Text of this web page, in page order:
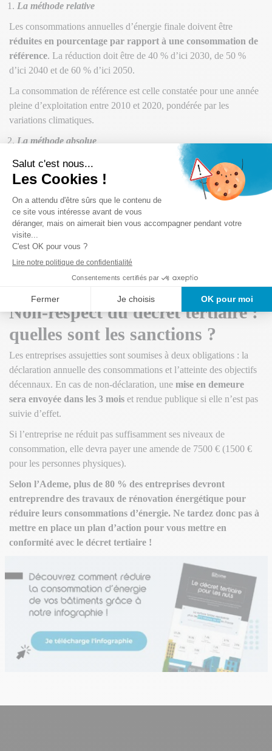
La méthode relative
Les consommations annuelles d’énergie finale doivent être
réduites en pourcentage par rapport à une consommation de
référence. La réduction doit être de 40 % d’ici 2030, de 50 %
d’ici 2040 et de 60 % d’ici 2050.
La consommation de référence est celle constatée pour une année
pleine d’exploitation entre 2010 et 2020, pondérée par les
variations climatiques.
La méthode absolue
Plusieurs arrêtés complétant le décret tertiaire fixent des objectifs
de consommation en valeur absolue exprimée en kWh/m²/an. Les
économies d’énergie à atteindre sont fixées par plusieursarrêtés
« Valeurs absolues »en fonction des bâtiments (bureaux,
enseignement, hôtellerie…).
Les modalités d’ajustement et les niveaux de consommation
« Méthodes » du 10 avril 2020
Non-respect du décret tertiaire :
quelles sont les sanctions ?
Les entreprises assujetties sont soumises à deux obligations : la
déclaration annuelle des consommations et l’atteinte des objectifs
décennaux. En cas de non-déclaration, une mise en demeure
sera envoyée dans les 3 mois et rendue publique si elle n’est pas
suivie d’effet.
Si l’entreprise ne réduit pas suffisamment ses niveaux de
consommation, elle devra payer une amende de 7500 € (1500 €
pour les personnes physiques).
Selon l’Ademe, plus de 80 % des entreprises devront
entreprendre des travaux de rénovation énergétique pour
réduire leurs consommations d’énergie. Ne tardez donc pas à
mettre en place un plan d’action pour vous mettre en
conformité avec le décret tertiaire !